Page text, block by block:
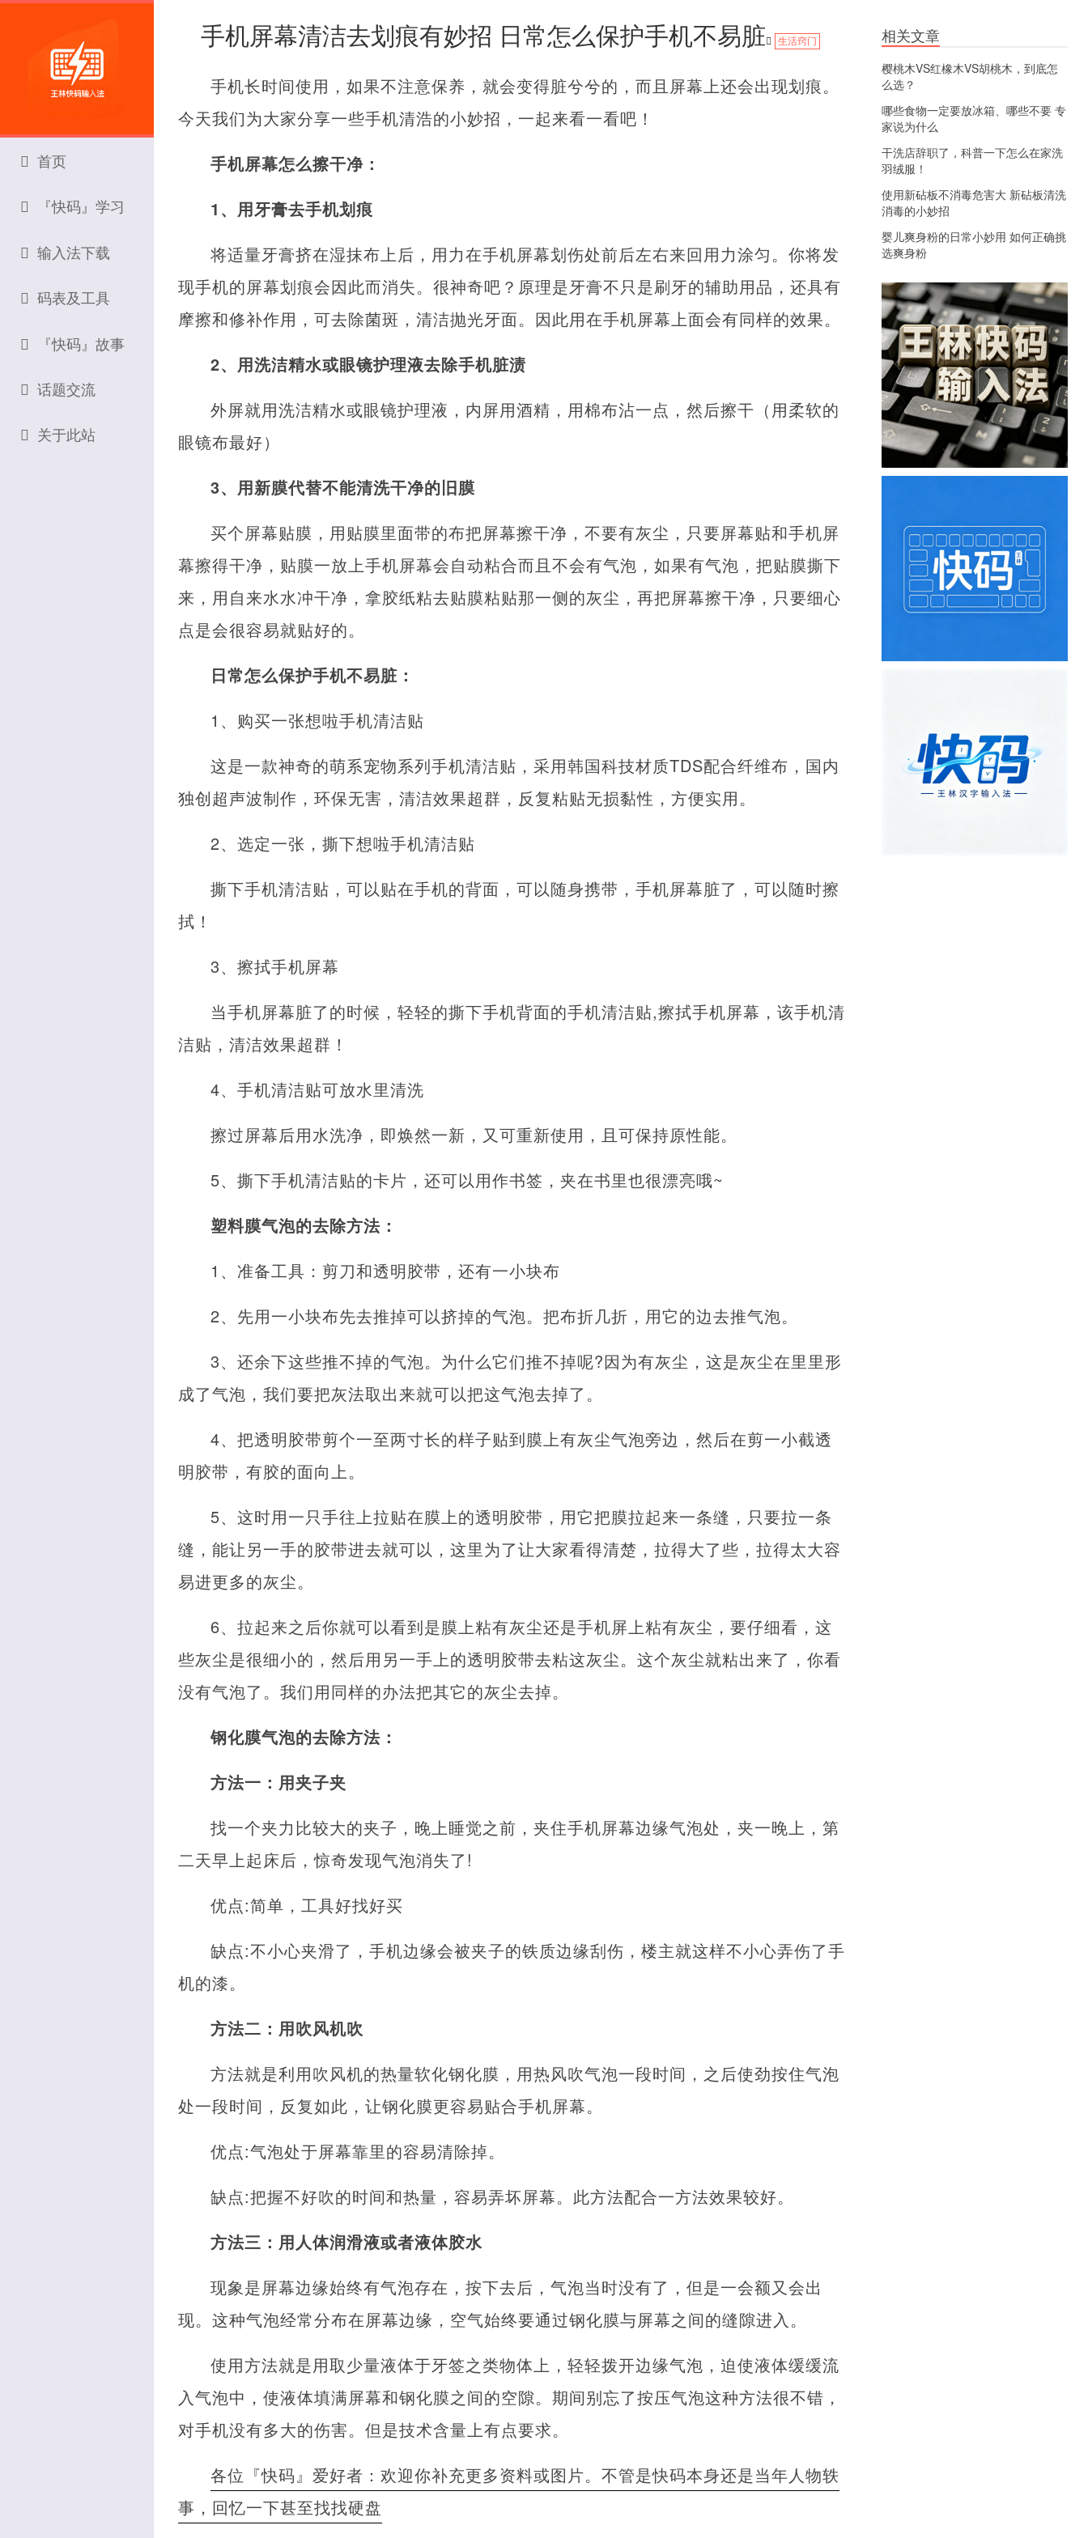
手机屏幕清洁去划痕有妙招 日常怎么保护手机不易脏 生活窍门
手机长时间使用，如果不注意保养，就会变得脏兮兮的，而且屏幕上还会出现划痕。
今天我们为大家分享一些手机清浩的小妙招，一起来看一看吧！
手机屏幕怎么擦干净：
1、用牙膏去手机划痕
将适量牙膏挤在湿抹布上后，用力在手机屏幕划伤处前后左右来回用力涂匀。你将发
现手机的屏幕划痕会因此而消失。很神奇吧？原理是牙膏不只是刷牙的辅助用品，还具有
摩擦和修补作用，可去除菌斑，清洁抛光牙面。因此用在手机屏幕上面会有同样的效果。
2、用洗洁精水或眼镜护理液去除手机脏渍
外屏就用洗洁精水或眼镜护理液，内屏用酒精，用棉布沾一点，然后擦干（用柔软的
眼镜布最好）
3、用新膜代替不能清洗干净的旧膜
买个屏幕贴膜，用贴膜里面带的布把屏幕擦干净，不要有灰尘，只要屏幕贴和手机屏
幕擦得干净，贴膜一放上手机屏幕会自动粘合而且不会有气泡，如果有气泡，把贴膜撕下
来，用自来水水冲干净，拿胶纸粘去贴膜粘贴那一侧的灰尘，再把屏幕擦干净，只要细心
点是会很容易就贴好的。
日常怎么保护手机不易脏：
1、购买一张想啦手机清洁贴
这是一款神奇的萌系宠物系列手机清洁贴，采用韩国科技材质TDS配合纤维布，国内
独创超声波制作，环保无害，清洁效果超群，反复粘贴无损黏性，方便实用。
2、选定一张，撕下想啦手机清洁贴
撕下手机清洁贴，可以贴在手机的背面，可以随身携带，手机屏幕脏了，可以随时擦
拭！
3、擦拭手机屏幕
当手机屏幕脏了的时候，轻轻的撕下手机背面的手机清洁贴,擦拭手机屏幕，该手机清
洁贴，清洁效果超群！
4、手机清洁贴可放水里清洗
擦过屏幕后用水洗净，即焕然一新，又可重新使用，且可保持原性能。
5、撕下手机清洁贴的卡片，还可以用作书签，夹在书里也很漂亮哦~
塑料膜气泡的去除方法：
1、准备工具：剪刀和透明胶带，还有一小块布
2、先用一小块布先去推掉可以挤掉的气泡。把布折几折，用它的边去推气泡。
3、还余下这些推不掉的气泡。为什么它们推不掉呢?因为有灰尘，这是灰尘在里里形
成了气泡，我们要把灰法取出来就可以把这气泡去掉了。
4、把透明胶带剪个一至两寸长的样子贴到膜上有灰尘气泡旁边，然后在剪一小截透
明胶带，有胶的面向上。
5、这时用一只手往上拉贴在膜上的透明胶带，用它把膜拉起来一条缝，只要拉一条
缝，能让另一手的胶带进去就可以，这里为了让大家看得清楚，拉得大了些，拉得太大容
易进更多的灰尘。
6、拉起来之后你就可以看到是膜上粘有灰尘还是手机屏上粘有灰尘，要仔细看，这
些灰尘是很细小的，然后用另一手上的透明胶带去粘这灰尘。这个灰尘就粘出来了，你看
没有气泡了。我们用同样的办法把其它的灰尘去掉。
钢化膜气泡的去除方法：
方法一：用夹子夹
找一个夹力比较大的夹子，晚上睡觉之前，夹住手机屏幕边缘气泡处，夹一晚上，第
二天早上起床后，惊奇发现气泡消失了!
优点:简单，工具好找好买
缺点:不小心夹滑了，手机边缘会被夹子的铁质边缘刮伤，楼主就这样不小心弄伤了手
机的漆。
方法二：用吹风机吹
方法就是利用吹风机的热量软化钢化膜，用热风吹气泡一段时间，之后使劲按住气泡
处一段时间，反复如此，让钢化膜更容易贴合手机屏幕。
优点:气泡处于屏幕靠里的容易清除掉。
缺点:把握不好吹的时间和热量，容易弄坏屏幕。此方法配合一方法效果较好。
方法三：用人体润滑液或者液体胶水
现象是屏幕边缘始终有气泡存在，按下去后，气泡当时没有了，但是一会额又会出
现。这种气泡经常分布在屏幕边缘，空气始终要通过钢化膜与屏幕之间的缝隙进入。
使用方法就是用取少量液体于牙签之类物体上，轻轻拨开边缘气泡，迫使液体缓缓流
入气泡中，使液体填满屏幕和钢化膜之间的空隙。期间别忘了按压气泡这种方法很不错，
对手机没有多大的伤害。但是技术含量上有点要求。
各位『快码』爱好者：欢迎你补充更多资料或图片。不管是快码本身还是当年人物轶
事，回忆一下甚至找找硬盘
首页
『快码』学习
输入法下载
码表及工具
『快码』故事
话题交流
关于此站
相关文章
樱桃木VS红橡木VS胡桃木，到底怎
么选？
哪些食物一定要放冰箱、哪些不要 专
家说为什么
干洗店辞职了，科普一下怎么在家洗
羽绒服！
使用新砧板不消毒危害大 新砧板清洗
消毒的小妙招
婴儿爽身粉的日常小妙用 如何正确挑
选爽身粉